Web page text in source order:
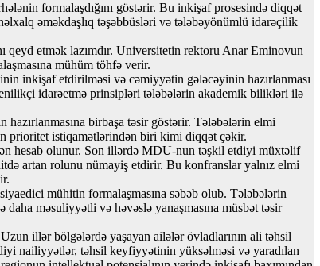
formalaşdığını göstərir. Bu inkişaf prosesində diqqət
əməkdaşlıq təşəbbüsləri və tələbəyönümlü idarəçilik
etmək lazımdır. Universitetin rektoru Anar Eminovun
mühüm töhfə verir.
inkişaf etdirilməsi və cəmiyyətin gələcəyinin hazırlanması
idarəetmə prinsipləri tələbələrin akademik bilikləri ilə
hazırlanmasına birbaşa təsir göstərir. Tələbələrin elmi
prioritet istiqamətlərindən biri kimi diqqət çəkir.
hesab olunur. Son illərdə MDU-nun təşkil etdiyi müxtəlif
artan rolunu nümayiş etdirir. Bu konfranslar yalnız elmi
mühitin formalaşmasına səbəb olub. Tələbələrin
məsuliyyətli və həvəslə yanaşmasına müsbət təsir
illər bölgələrdə yaşayan ailələr övladlarının ali təhsil
nailiyyətlər, təhsil keyfiyyətinin yüksəlməsi və yaradılan